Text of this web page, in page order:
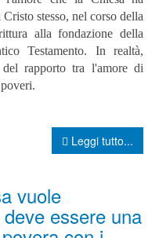
stesso, nel corso della
alla fondazione della
Testamento. In realtà,
rapporto tra l'amore di
Leggi tutto...
vuole
essere una